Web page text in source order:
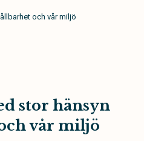
och vår miljö
stor hänsyn
vår miljö